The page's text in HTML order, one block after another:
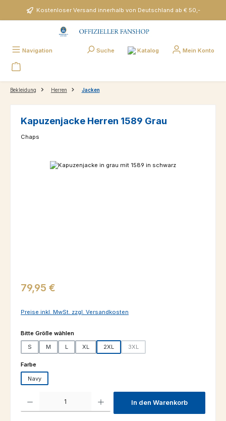
Zum Hauptinhalt springenKostenloser Versand innerhalb von Deutschland ab € 50,-
Navigation Suche Katalog Mein Konto
Bekleidung Herren Jacken
Kapuzenjacke Herren 1589 Grau
Chaps
Bildergalerie überspringen
Regulärer Preis:
79,95 €
Preise inkl. MwSt. zzgl. Versandkosten
Bitte Größe wählenauswählen
S M L XL 2XL 3XL
Farbeauswählen
Navy
In den Warenkorb